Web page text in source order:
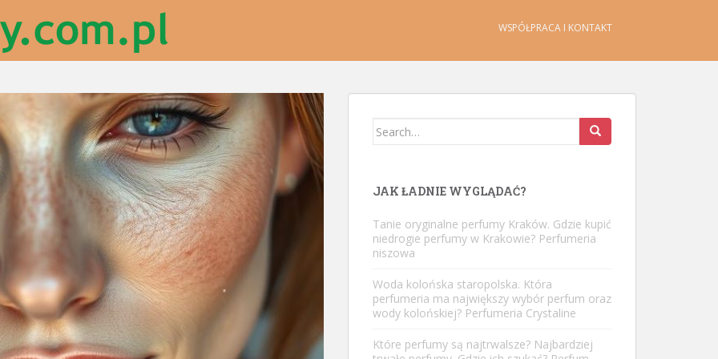
WSPÓŁPRACA I KONTAKT
Search
JAK ŁADNIE WYGLĄDAĆ?
Tanie oryginalne perfumy Kraków. Gdzie kupić
niedrogie perfumy w Krakowie? Perfumeria
niszowa
Woda kolońska staropolska. Która
perfumeria ma największy wybór perfum oraz
wody kolońskiej? Perfumeria Crystaline
Które perfumy są najtrwalsze? Najbardziej